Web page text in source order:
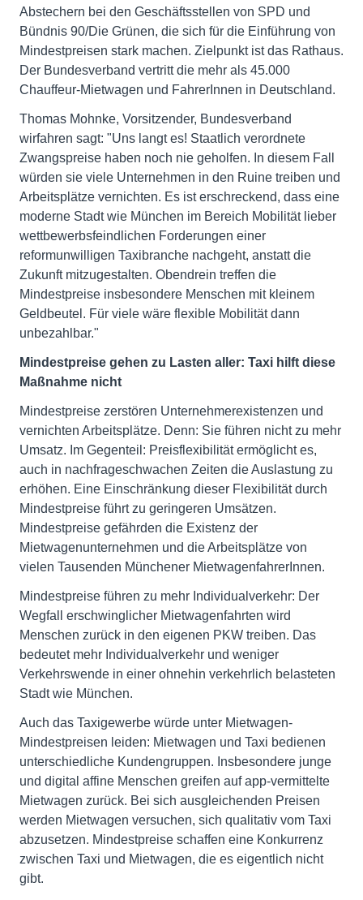
Abstechern bei den Geschäftsstellen von SPD und
Bündnis 90/Die Grünen, die sich für die Einführung von
Mindestpreisen stark machen. Zielpunkt ist das Rathaus.
Der Bundesverband vertritt die mehr als 45.000
Chauffeur-Mietwagen und FahrerInnen in Deutschland.
Thomas Mohnke, Vorsitzender, Bundesverband
wirfahren sagt: "Uns langt es! Staatlich verordnete
Zwangspreise haben noch nie geholfen. In diesem Fall
würden sie viele Unternehmen in den Ruine treiben und
Arbeitsplätze vernichten. Es ist erschreckend, dass eine
moderne Stadt wie München im Bereich Mobilität lieber
wettbewerbsfeindlichen Forderungen einer
reformunwilligen Taxibranche nachgeht, anstatt die
Zukunft mitzugestalten. Obendrein treffen die
Mindestpreise insbesondere Menschen mit kleinem
Geldbeutel. Für viele wäre flexible Mobilität dann
unbezahlbar."
Mindestpreise gehen zu Lasten aller: Taxi hilft diese
Maßnahme nicht
Mindestpreise zerstören Unternehmerexistenzen und
vernichten Arbeitsplätze. Denn: Sie führen nicht zu mehr
Umsatz. Im Gegenteil: Preisflexibilität ermöglicht es,
auch in nachfrageschwachen Zeiten die Auslastung zu
erhöhen. Eine Einschränkung dieser Flexibilität durch
Mindestpreise führt zu geringeren Umsätzen.
Mindestpreise gefährden die Existenz der
Mietwagenunternehmen und die Arbeitsplätze von
vielen Tausenden Münchener MietwagenfahrerInnen.
Mindestpreise führen zu mehr Individualverkehr: Der
Wegfall erschwinglicher Mietwagenfahrten wird
Menschen zurück in den eigenen PKW treiben. Das
bedeutet mehr Individualverkehr und weniger
Verkehrswende in einer ohnehin verkehrlich belasteten
Stadt wie München.
Auch das Taxigewerbe würde unter Mietwagen-
Mindestpreisen leiden: Mietwagen und Taxi bedienen
unterschiedliche Kundengruppen. Insbesondere junge
und digital affine Menschen greifen auf app-vermittelte
Mietwagen zurück. Bei sich ausgleichenden Preisen
werden Mietwagen versuchen, sich qualitativ vom Taxi
abzusetzen. Mindestpreise schaffen eine Konkurrenz
zwischen Taxi und Mietwagen, die es eigentlich nicht
gibt.